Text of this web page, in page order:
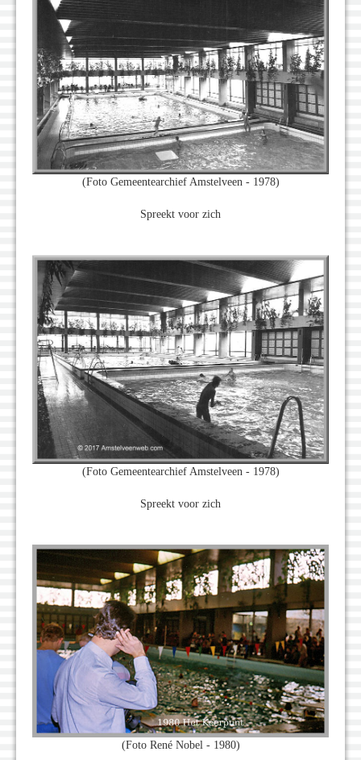
(Foto Gemeentearchief Amstelveen - 1978)
Spreekt voor zich
(Foto Gemeentearchief Amstelveen - 1978)
Spreekt voor zich
(Foto René Nobel - 1980)